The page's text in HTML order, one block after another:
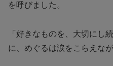
を呼びました。
「好きなものを、大切にし
に、めぐるは涙をこらえな